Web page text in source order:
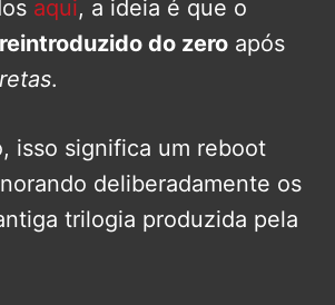
aqui, a ideia é que o
reintroduzido do zero após
.
isso significa um reboot
deliberadamente os
trilogia produzida pela